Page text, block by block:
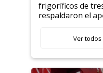
descalificaban,
haciendo
frigoríficos de
respaldaron el
Ver